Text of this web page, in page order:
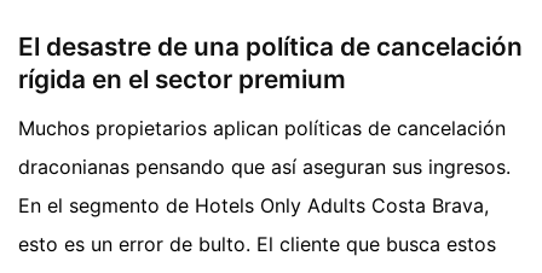
El desastre de una política de cancelación
rígida en el sector premium
Muchos propietarios aplican políticas de cancelación
draconianas pensando que así aseguran sus ingresos.
En el segmento de Hotels Only Adults Costa Brava,
esto es un error de bulto. El cliente que busca estos